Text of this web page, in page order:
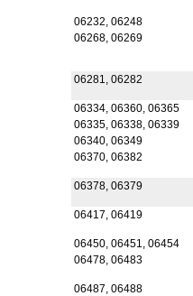
06232, 06248
06268, 06269
06281, 06282
06334, 06360, 06365
06335, 06338, 06339
06340, 06349
06370, 06382
06378, 06379
06417, 06419
06450, 06451, 06454
06478, 06483
06487, 06488